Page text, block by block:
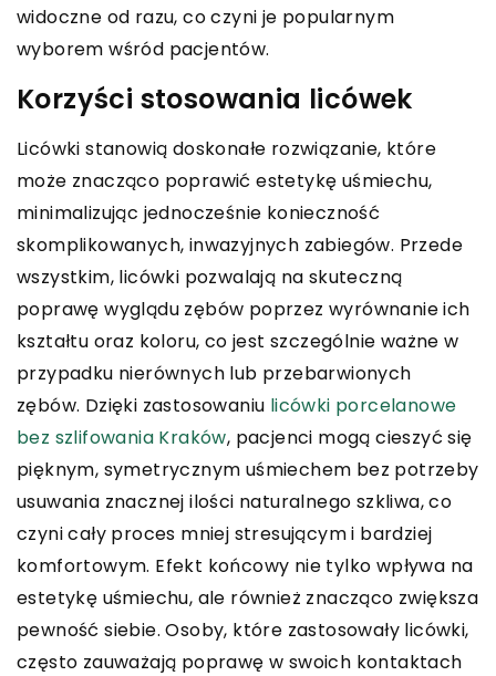
widoczne od razu, co czyni je popularnym
wyborem wśród pacjentów.
Korzyści stosowania licówek
Licówki stanowią doskonałe rozwiązanie, które
może znacząco poprawić estetykę uśmiechu,
minimalizując jednocześnie konieczność
skomplikowanych, inwazyjnych zabiegów. Przede
wszystkim, licówki pozwalają na skuteczną
poprawę wyglądu zębów poprzez wyrównanie ich
kształtu oraz koloru, co jest szczególnie ważne w
przypadku nierównych lub przebarwionych
zębów. Dzięki zastosowaniu licówki porcelanowe
bez szlifowania Kraków, pacjenci mogą cieszyć się
pięknym, symetrycznym uśmiechem bez potrzeby
usuwania znacznej ilości naturalnego szkliwa, co
czyni cały proces mniej stresującym i bardziej
komfortowym. Efekt końcowy nie tylko wpływa na
estetykę uśmiechu, ale również znacząco zwiększa
pewność siebie. Osoby, które zastosowały licówki,
często zauważają poprawę w swoich kontaktach